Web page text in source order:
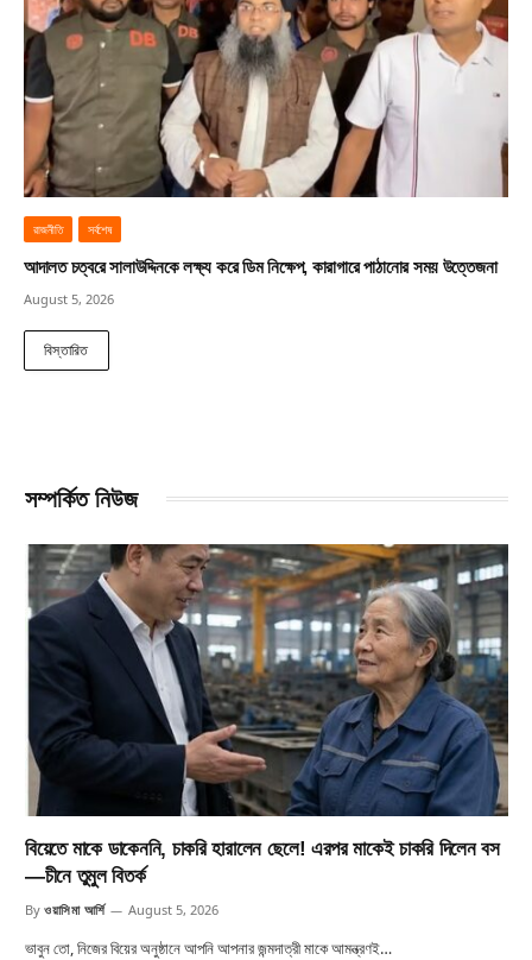
রাজনীতি সর্বশেষ
আদালত চত্বরে সালাউদ্দিনকে লক্ষ্য করে ডিম নিক্ষেপ, কারাগারে পাঠানোর সময় উত্তেজনা
August 5, 2026
বিস্তারিত
সম্পর্কিত নিউজ
বিয়েতে মাকে ডাকেননি, চাকরি হারালেন ছেলে! এরপর মাকেই চাকরি দিলেন বস
—চীনে তুমুল বিতর্ক
By ওয়াসিমা আর্শি August 5, 2026
ভাবুন তো, নিজের বিয়ের অনুষ্ঠানে আপনি আপনার জন্মদাত্রী মাকে আমন্ত্রণই…